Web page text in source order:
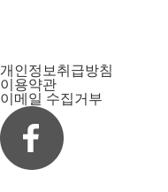
개인정보취급방침
이용약관
이메일 수집거부